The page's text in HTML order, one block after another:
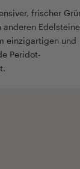
frischer
einzigartigen und
Peridot-